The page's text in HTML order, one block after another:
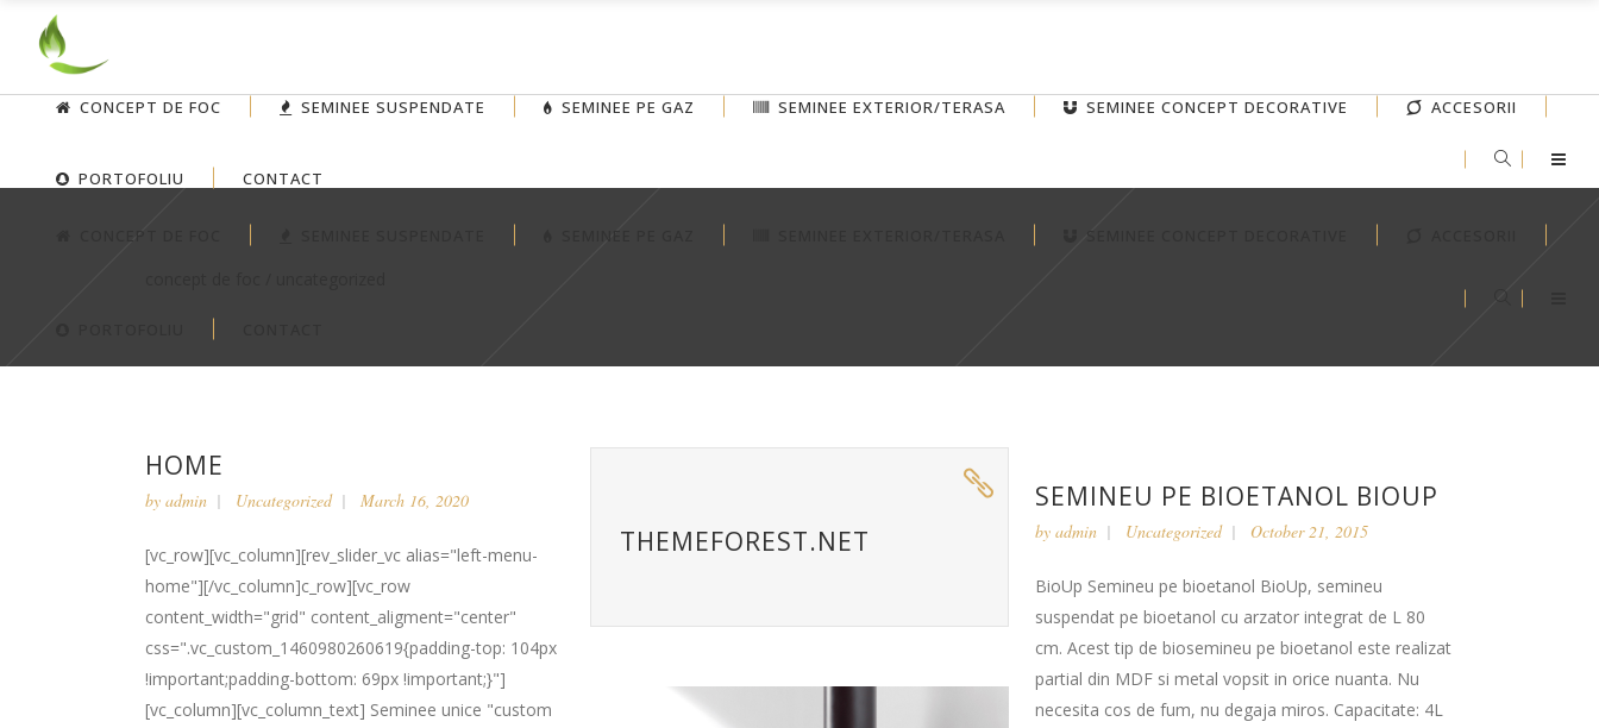
CONCEPT DE FOC SEMINEE PE GAZ SEMINEE CONCEPT DECORATIVE
CONCEPT DE FOC SEMINEE SUSPENDATE SEMINEE PE GAZ SEMINEE EXTERIOR/TERASA SEMINEE CONCEPT DECORATIVE ACCESORII
PORTOFOLIU CONTACT
HOME
by admin Uncategorized March 16, 2020
[vc_row][vc_column][rev_slider_vc alias="left-menu-
home"][/vc_column]c_row][vc_row
content_width="grid" content_aligment="center"
css=".vc_custom_1460980260619{padding-top: 104px
!important;padding-bottom: 69px !important;}"]
[vc_column][vc_column_text] Seminee unice "custom
THEMEFOREST.NET
SEMINEU PE BIOETANOL BIOUP
by admin Uncategorized October 21, 2015
BioUp Semineu pe bioetanol BioUp, semineu
suspendat pe bioetanol cu arzator integrat de L 80
cm. Acest tip de biosemineu pe bioetanol este realizat
partial din MDF si metal vopsit in orice nuanta. Nu
necesita cos de fum, nu degaja miros. Capacitate: 4L